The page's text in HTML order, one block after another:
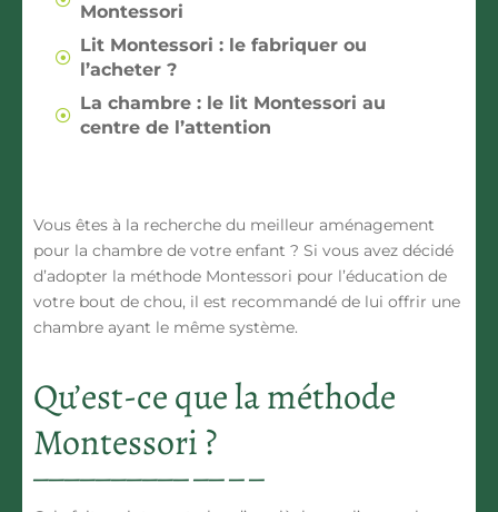
Montessori
Lit Montessori : le fabriquer ou
l’acheter ?
La chambre : le lit Montessori au
centre de l’attention
Vous êtes à la recherche du meilleur aménagement
pour la chambre de votre enfant ? Si vous avez décidé
d’adopter la méthode Montessori pour l’éducation de
votre bout de chou, il est recommandé de lui offrir une
chambre ayant le même système.
Qu’est-ce que la méthode
Montessori ?